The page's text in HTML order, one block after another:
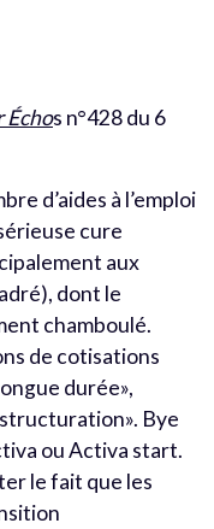
s n°428 du 6
d’aides à l’emploi
cure
aux
dont le
chamboulé.
de cotisations
durée»,
Bye
ou Activa start.
le fait que les